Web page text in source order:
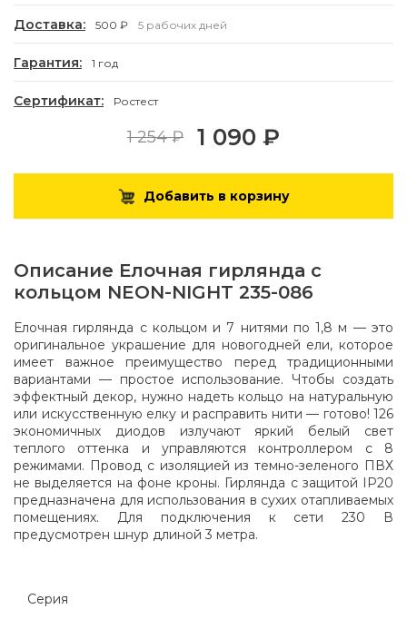
Доставка: 500 ₽ 5 рабочих дней
Гарантия: 1 год
Сертификат: Ростест
1 254 ₽ 1 090 ₽
Добавить в корзину
Описание Елочная гирлянда с
кольцом NEON-NIGHT 235-086
Елочная гирлянда с кольцом и 7 нитями по 1,8 м — это
оригинальное украшение для новогодней ели, которое
имеет важное преимущество перед традиционными
вариантами — простое использование. Чтобы создать
эффектный декор, нужно надеть кольцо на натуральную
или искусственную елку и расправить нити — готово! 126
экономичных диодов излучают яркий белый свет
теплого оттенка и управляются контроллером с 8
режимами. Провод с изоляцией из темно-зеленого ПВХ
не выделяется на фоне кроны. Гирлянда с защитой IP20
предназначена для использования в сухих отапливаемых
помещениях. Для подключения к сети 230 В
предусмотрен шнур длиной 3 метра.
Серия